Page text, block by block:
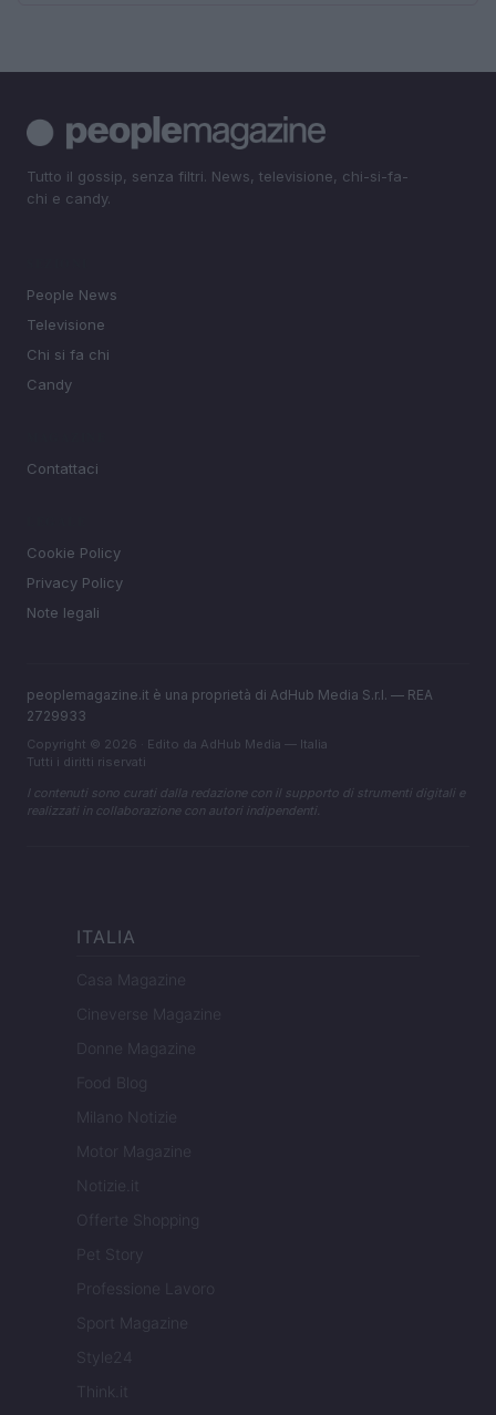
Tutto il gossip, senza filtri. News, televisione, chi-si-fa-
chi e candy.
People News
Televisione
Chi si fa chi
Candy
Contattaci
Cookie Policy
Privacy Policy
Note legali
peoplemagazine.it è una proprietà di AdHub Media S.r.l. — REA
2729933
Copyright © 2026 · Edito da AdHub Media — Italia
Tutti i diritti riservati
I contenuti sono curati dalla redazione con il supporto di strumenti digitali e
realizzati in collaborazione con autori indipendenti.
ITALIA
Casa Magazine
Cineverse Magazine
Donne Magazine
Food Blog
Milano Notizie
Motor Magazine
Notizie.it
Offerte Shopping
Pet Story
Professione Lavoro
Sport Magazine
Style24
Think.it